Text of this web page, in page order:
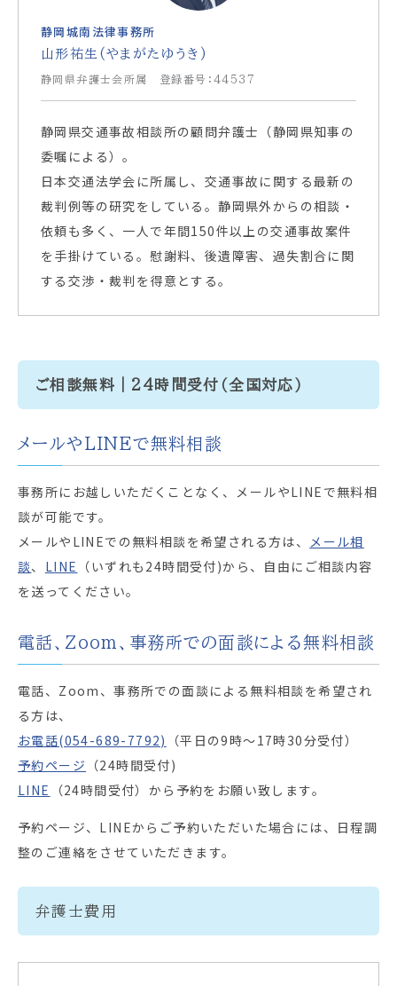
静岡城南法律事務所
山形祐生(やまがたゆうき)
静岡県弁護士会所属 登録番号：44537
静岡県交通事故相談所の顧問弁護士（静岡県知事の
委嘱による）。
日本交通法学会に所属し、交通事故に関する最新の
裁判例等の研究をしている。静岡県外からの相談・
依頼も多く、一人で年間150件以上の交通事故案件
を手掛けている。慰謝料、後遺障害、過失割合に関
する交渉・裁判を得意とする。
ご相談無料｜24時間受付（全国対応）
メールやLINEで無料相談
事務所にお越しいただくことなく、メールやLINEで無料相
談が可能です。
メールやLINEでの無料相談を希望される方は、 メール相
談、 LINE （いずれも24時間受付)から、自由にご相談内容
を送ってください。
電話、Zoom、事務所での面談による無料相談
電話、Zoom、事務所での面談による無料相談を希望され
る方は、
お電話(054-689-7792)
（平日の9時～17時30分受付）
予約ページ （24時間受付)
LINE
（24時間受付）から予約をお願い致します。
予約ページ、LINEからご予約いただいた場合には、日程調
整のご連絡をさせていただきます。
弁護士費用